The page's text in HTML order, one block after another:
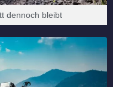
den­noch bleibt